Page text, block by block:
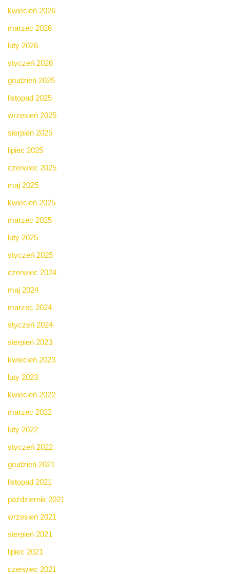
kwiecień 2026
marzec 2026
luty 2026
styczeń 2026
grudzień 2025
listopad 2025
wrzesień 2025
sierpień 2025
lipiec 2025
czerwiec 2025
maj 2025
kwiecień 2025
marzec 2025
luty 2025
styczeń 2025
czerwiec 2024
maj 2024
marzec 2024
styczeń 2024
sierpień 2023
kwiecień 2023
luty 2023
kwiecień 2022
marzec 2022
luty 2022
styczeń 2022
grudzień 2021
listopad 2021
październik 2021
wrzesień 2021
sierpień 2021
lipiec 2021
czerwiec 2021